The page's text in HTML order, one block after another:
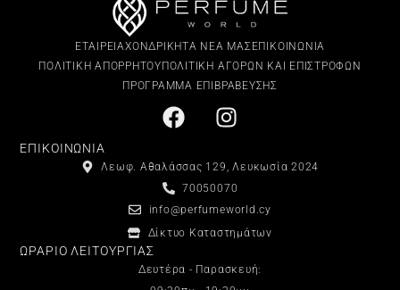
ΕΤΑΙΡΕΙΑΧΟΝΔΡΙΚΗΤΑ ΝΕΑ ΜΑΣ ΕΠΙΚΟΙΝΩΝΙΑ
ΠΟΛΙΤΙΚΗ ΑΠΟΡΡΗΤΟΥΠΟΛΙΤΙΚΗ ΑΓΟΡΩΝ ΚΑΙ ΕΠΙΣΤΡΟΦΩΝ
ΠΡΟΓΡΑΜΜΑ ΕΠΙΒΡΑΒΕΥΣΗΣ
ΕΠΙΚΟΙΝΩΝΙΑ
Λεωφ. Αθαλάσσας 129, Λευκωσία 2024
70050070
info@perfumeworld.cy
Δίκτυο Καταστημάτων
ΩΡΑΡΙΟ ΛΕΙΤΟΥΡΓΙΑΣ
Δευτέρα - Παρασκευή: